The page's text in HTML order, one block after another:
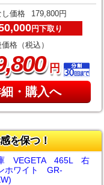
し価格 179,800円
円下取り
価格（税込）
,800円
・購入へ
を保つ！
VEGETA 465L 右
ホワイト GR-